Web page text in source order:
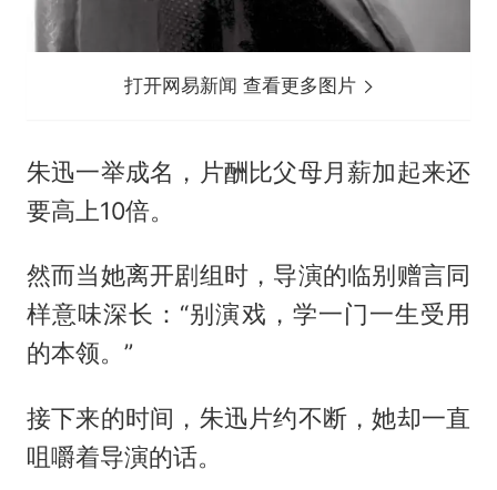
打开网易新闻 查看更多图片
朱迅一举成名，片酬比父母月薪加起来还
要高上10倍。
然而当她离开剧组时，导演的临别赠言同
样意味深长：“别演戏，学一门一生受用
的本领。”
接下来的时间，朱迅片约不断，她却一直
咀嚼着导演的话。